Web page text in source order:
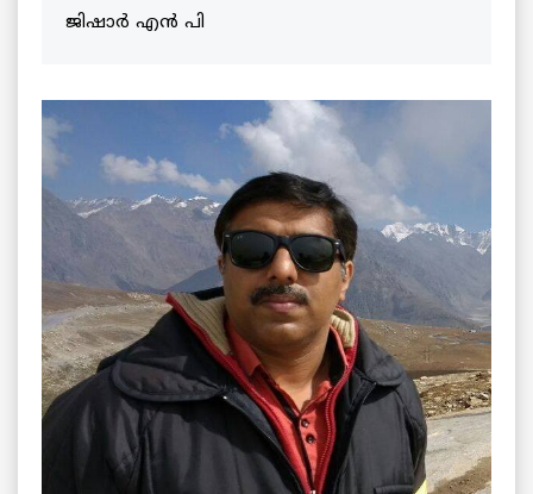
ജിഷാർ എൻ പി